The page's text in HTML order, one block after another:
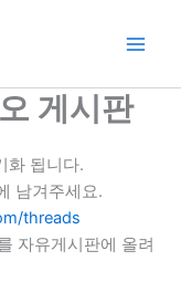
게시판
화 됩니다.
남겨주세요.
threads
자유게시판에 올려